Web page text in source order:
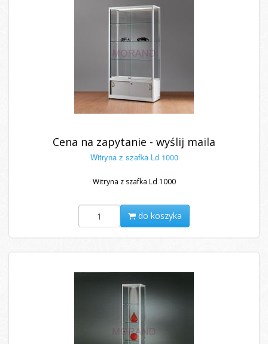
Cena na zapytanie - wyślij maila
Witryna z szafka Ld 1000
Witryna z szafka Ld 1000
do koszyka